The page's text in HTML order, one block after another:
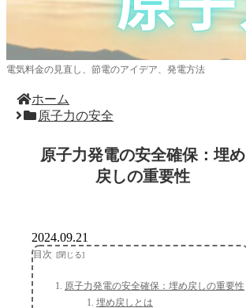
電気料金の見直し、節電のアイデア、発電方法
ホーム
原子力の安全
原子力発電の安全確保：埋め
戻しの重要性
2024.09.21
目次
原子力発電の安全確保：埋め戻しの重要性
埋め戻しとは